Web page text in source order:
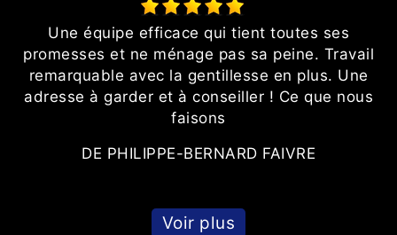
Une équipe efficace qui tient toutes ses
promesses et ne ménage pas sa peine. Travail
remarquable avec la gentillesse en plus. Une
adresse à garder et à conseiller ! Ce que nous
faisons
DE PHILIPPE-BERNARD FAIVRE
Voir plus